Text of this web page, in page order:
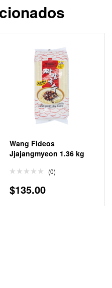
Wang Fideos
Jjajangmyeon 1.36 kg
(0)
$135.00